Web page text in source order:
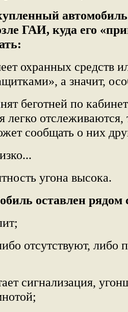
ГАИ, куда его
охранных средств
а значит,
беготней по
легко отслеживаются,
сообщать о них
угона высока.
оставлен рядом
отсутствуют, либо
сигнализация,